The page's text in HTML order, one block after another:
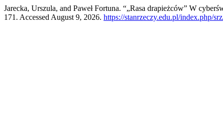
Jarecka, Urszula, and Paweł Fortuna. “„Rasa drapieżców” W
171. Accessed August 9, 2026. https://stanrzeczy.edu.pl/index.php/